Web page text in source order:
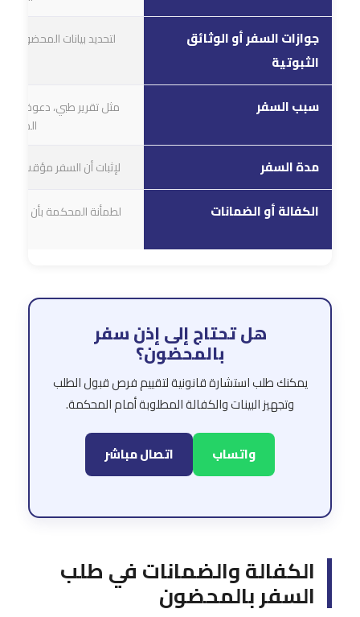
جوازات السفر أو الوثائق
الثبوتية
لتحديد بيانات المحضون
سبب السفر
مثل تقرير طبي، دعوة
مدة السفر لإثبات أن السفر مؤقت
الكفالة أو الضمانات
لطمأنة المحكمة بأن
هل تحتاج إلى إذن سفر
بالمحضون؟
يمكنك طلب استشارة قانونية لتقييم فرص قبول الطلب
وتجهيز البينات والكفالة المطلوبة أمام المحكمة.
واتساب اتصال مباشر
الكفالة والضمانات في طلب
السفر بالمحضون